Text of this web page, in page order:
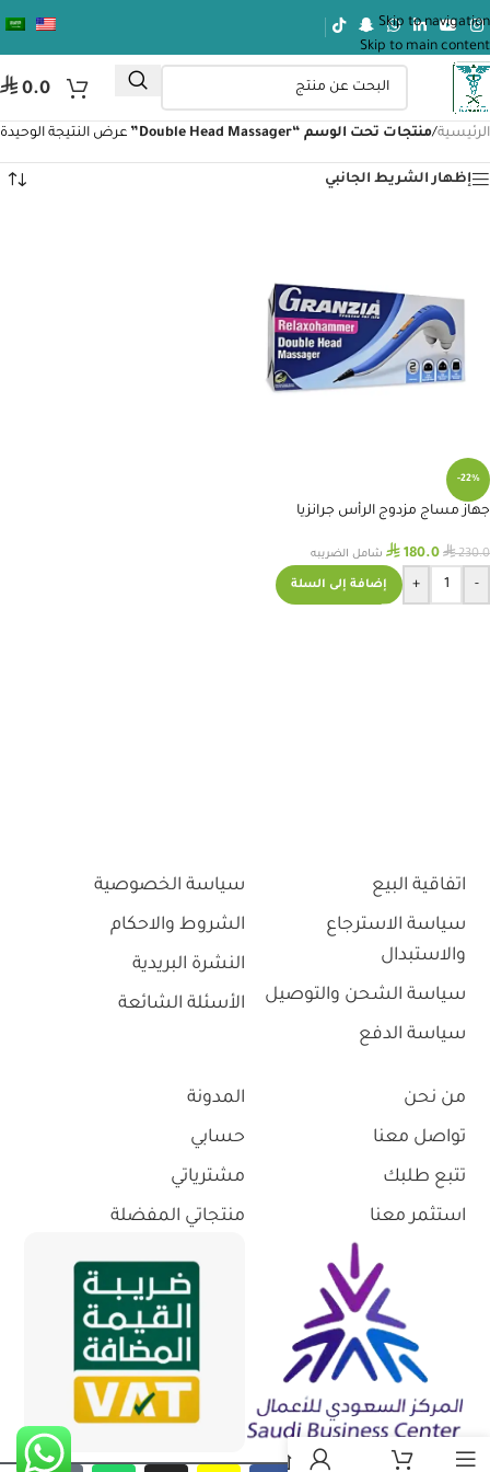
Skip to navigation
Skip to main content
⃁ 0.0
الرئيسية/منتجات تحت الوسم “Double Head Massager” عرض النتيجة الوحيدة
إظهار الشريط الجانبي
-22%
جهاز مساج مزدوج الرأس جرانزيا
⃁230.0
⃁ 180.0 شامل الضريبه
-
+ إضافة إلى السلة
اتفاقية البيع
سياسة الاسترجاع
والاستبدال
سياسة الشحن والتوصيل
سياسة الدفع
سياسة الخصوصية
الشروط والاحكام
النشرة البريدية
الأسئلة الشائعة
من نحن
تواصل معنا
تتبع طلبك
استثمر معنا
المدونة
حسابي
مشترياتي
منتجاتي المفضلة